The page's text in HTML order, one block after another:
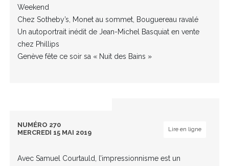
Weekend
Chez Sotheby’s, Monet au sommet, Bouguereau ravalé
Un autoportrait inédit de Jean-Michel Basquiat en vente
chez Phillips
Genève fête ce soir sa « Nuit des Bains »
NUMÉRO 270
MERCREDI 15 MAI 2019
Lire en ligne
Avec Samuel Courtauld, l’impressionnisme est un